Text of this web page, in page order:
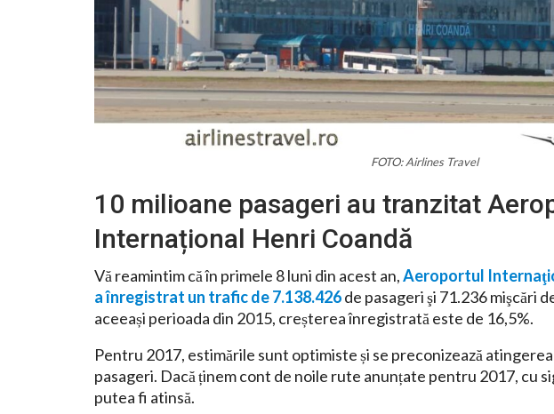
FOTO: Airlines Travel
10 milioane pasageri au tranzitat
Internațional Henri Coandă
Vă reamintim că în primele 8 luni din acest an,Aeroportul
a înregistrat un trafic de 7.138.426de pasageri şi 71.236 mişcări
aceeași perioada din 2015, creșterea înregistrată este de 16,5%.
Pentru 2017, estimările sunt optimiste și se preconizează
pasageri. Dacă ținem cont de noile rute anunțate pentru 2017, cu
putea fi atinsă.